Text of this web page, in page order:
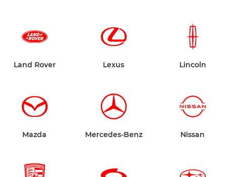
Land Rover Lexus Lincoln
Mazda Mercedes-Benz Nissan